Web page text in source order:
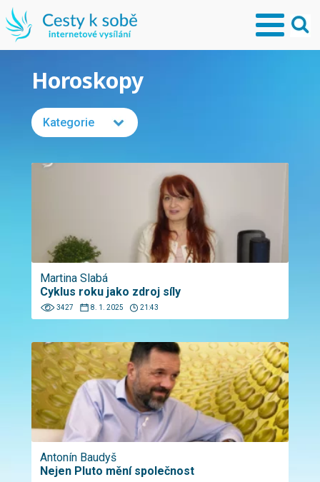
Horoskopy
Kategorie
Martina Slabá
Cyklus roku jako zdroj síly
3427 8. 1. 2025 21:43
Antonín Baudyš
Nejen Pluto mění společnost